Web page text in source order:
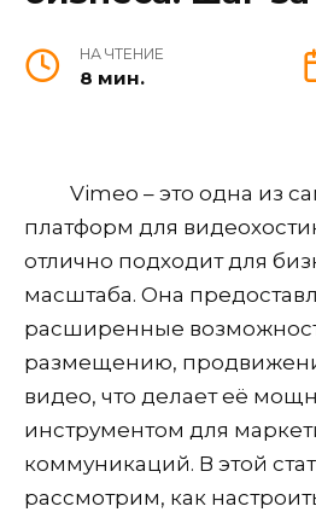
НА ЧТЕНИЕ
8 мин.
Vimeo – это одна из
платформ для
отлично подходит для
масштаба. Она
расширенные
размещению,
видео, что делает её
инструментом для
коммуникаций. В этой
рассмотрим, как